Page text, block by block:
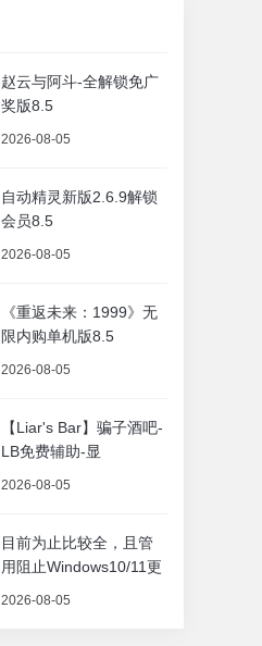
赵云与阿斗-全解锁免广
奖版8.5
2026-08-05
自动精灵新版2.6.9解锁
会员8.5
2026-08-05
《重返未来：1999》无
限内购单机版8.5
2026-08-05
【Liar's Bar】骗子酒吧-
LB免费辅助-显
2026-08-05
目前为止比较全，且管
用阻止Windows10/11更
2026-08-05